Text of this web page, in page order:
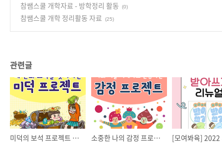
참쌤스쿨 개학자료 - 방학정리 활동 (0)
참쌤스쿨 개학 정리활동 자료 (25)
관련글
미덕의 보석 프로젝트 활동 소중한 나의 감정 프로젝트 활동